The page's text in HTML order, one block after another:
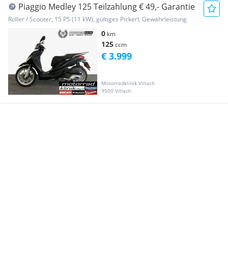
Piaggio Medley 125 Teilzahlung € 49,- Garantie
Roller / Scooter, 15 PS (11 kW), gültiges Pickerl, Gewährleistung
0 km
125ccm
Motorradklinik Villach
9500 Villach
€ 3.999